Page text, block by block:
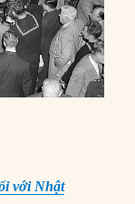
với Nhật